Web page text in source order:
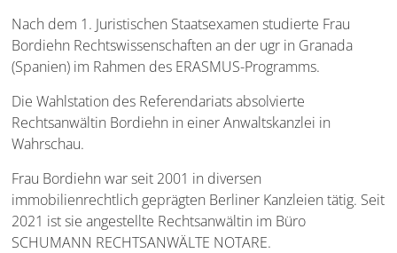
Nach dem 1. Juristischen Staatsexamen studierte Frau
Bordiehn Rechtswissenschaften an der ugr in Granada
(Spanien) im Rahmen des ERASMUS-Programms.
Die Wahlstation des Referendariats absolvierte
Rechtsanwältin Bordiehn in einer Anwaltskanzlei in
Wahrschau.
Frau Bordiehn war seit 2001 in diversen
immobilienrechtlich geprägten Berliner Kanzleien tätig. Seit
2021 ist sie angestellte Rechtsanwältin im Büro
SCHUMANN RECHTSANWÄLTE NOTARE.